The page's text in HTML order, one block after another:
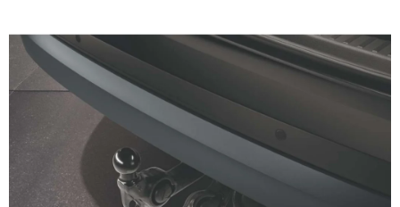
je
z
5
hvězdiček.